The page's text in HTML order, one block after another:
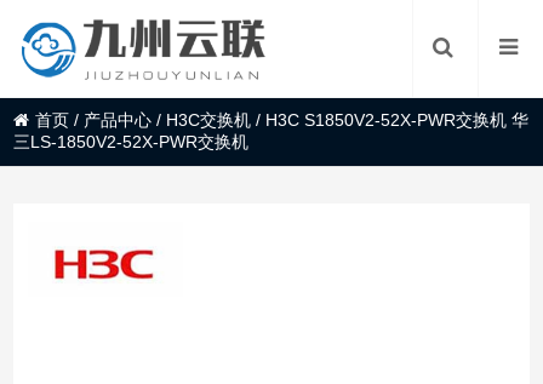
首页 / 产品中心 / H3C交换机 / H3C S1850V2-52X-PWR交换机 华
三LS-1850V2-52X-PWR交换机